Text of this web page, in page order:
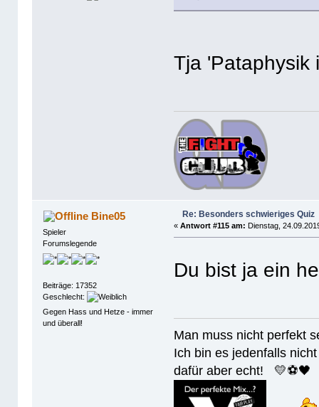
Tja
Bine05
Spieler
Forumslegende
Beiträge: 17352
Geschlecht:
Gegen Hass und Hetze - immer
und überall!
Re: Besonders schwieriges Quiz
«Antwort #115 am: Dienstag,
Du bist ja ein
Man muss nicht
Ich bin es jedenfalls
dafür aber echt! 💛⚽️🖤